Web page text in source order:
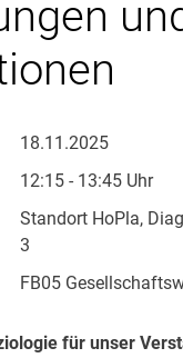
18.11.2025
12:15 - 13:45 Uhr
Standort HoPla,
3
FB05
für unser